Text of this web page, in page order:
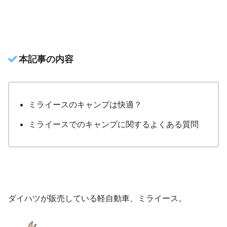
本記事の内容
ミライースのキャンプは快適？
ミライースでのキャンプに関するよくある質問
ダイハツが販売している軽自動車、ミライース。